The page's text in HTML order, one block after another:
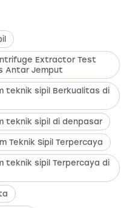
Extractor Test
Antar Jemput
teknik sipil Berkualitas di
teknik sipil di denpasar
Teknik Sipil Terpercaya
teknik sipil Terpercaya di